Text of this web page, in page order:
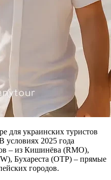
для украинских туристов
условиях 2025 года
– из Кишинёва (RMO),
Бухареста (OTP) – прямые
городов.